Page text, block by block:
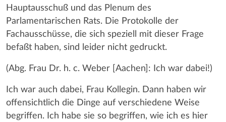
Hauptausschuß und das Plenum des
Parlamentarischen Rats. Die Protokolle der
Fachausschüsse, die sich speziell mit dieser Frage
befaßt haben, sind leider nicht gedruckt.
(Abg. Frau Dr. h. c. Weber [Aachen]: Ich war dabei!)
Ich war auch dabei, Frau Kollegin. Dann haben wir
offensichtlich die Dinge auf verschiedene Weise
begriffen. Ich habe sie so begriffen, wie ich es hier